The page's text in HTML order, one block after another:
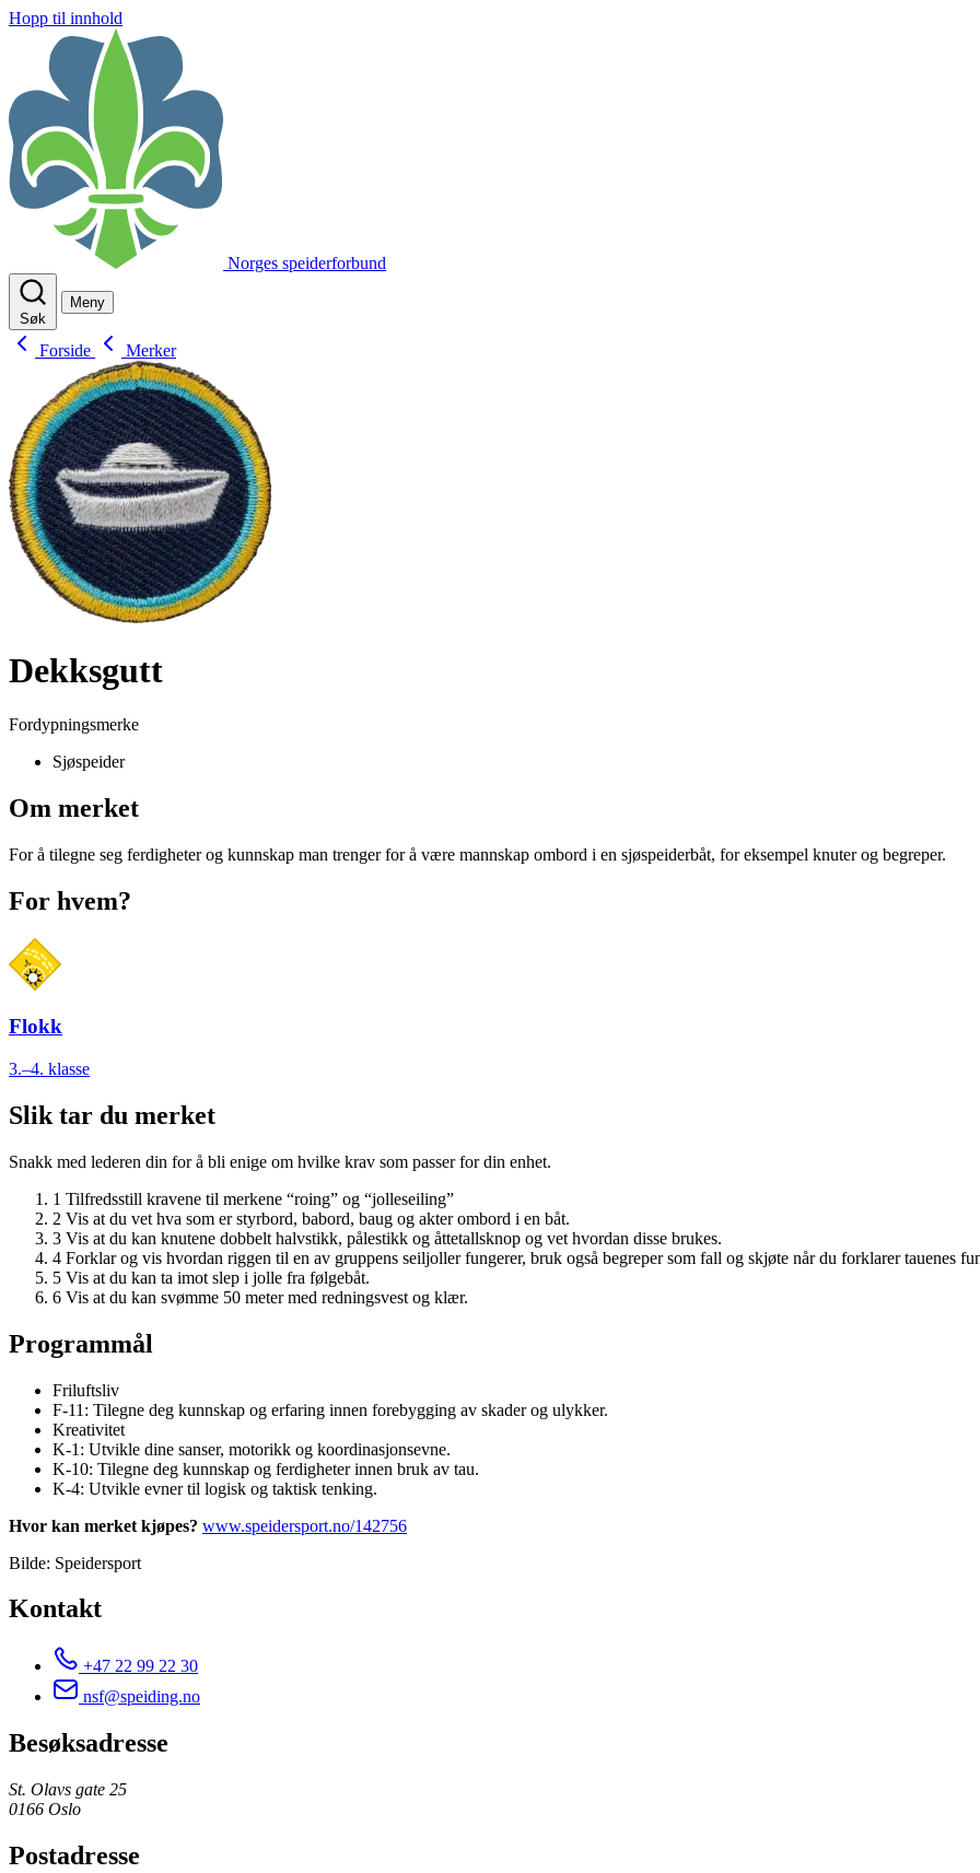
Hopp til innhold
Norges speiderforbund
Søk
Meny
Forside Merker
Dekksgutt
Fordypningsmerke
Sjøspeider
Om merket
For å tilegne seg ferdigheter og kunnskap man trenger for å være mannskap ombord i en sjøspeiderbåt, for eksempel knuter og begreper.
For hvem?
Flokk
3.–4. klasse
Slik tar du merket
Snakk med lederen din for å bli enige om hvilke krav som passer for din enhet.
1 Tilfredsstill kravene til merkene “roing” og “jolleseiling”
2 Vis at du vet hva som er styrbord, babord, baug og akter ombord i en båt.
3 Vis at du kan knutene dobbelt halvstikk, pålestikk og åttetallsknop og vet hvordan disse brukes.
4 Forklar og vis hvordan riggen til en av gruppens seiljoller fungerer, bruk også begreper som fall og skjøte når du forklarer tauenes
5 Vis at du kan ta imot slep i jolle fra følgebåt.
6 Vis at du kan svømme 50 meter med redningsvest og klær.
Programmål
Friluftsliv
F-11: Tilegne deg kunnskap og erfaring innen forebygging av skader og ulykker.
Kreativitet
K-1: Utvikle dine sanser, motorikk og koordinasjonsevne.
K-10: Tilegne deg kunnskap og ferdigheter innen bruk av tau.
K-4: Utvikle evner til logisk og taktisk tenking.
Hvor kan merket kjøpes? www.speidersport.no/142756
Bilde: Speidersport
Kontakt
+47 22 99 22 30
nsf@speiding.no
Besøksadresse
St. Olavs gate 25
0166 Oslo
Postadresse